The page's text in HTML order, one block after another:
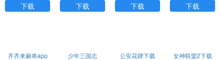
厅APP
下载 下载
载
下载 下载
齐齐来麻将app 少年三国志 公安花牌下载 女神联盟2下载